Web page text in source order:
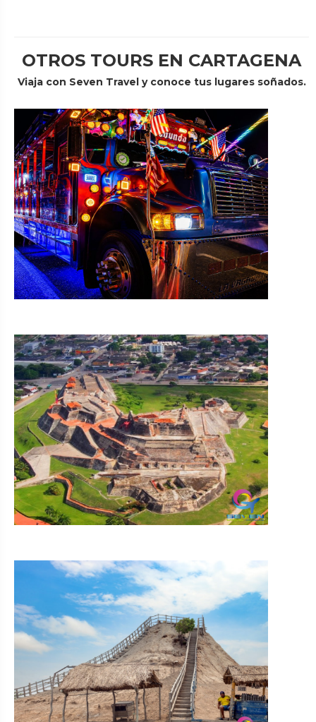
OTROS TOURS EN CARTAGENA
Viaja con Seven Travel y conoce tus lugares soñados.